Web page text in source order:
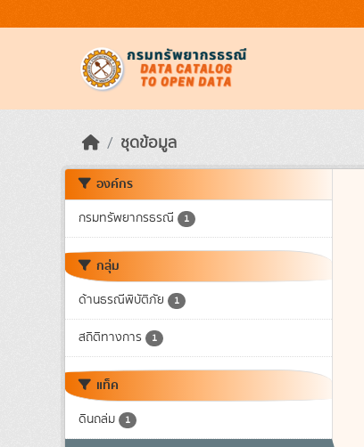
ชุดข้อมูล
องค์กร
กรมทรัพยากรธรณี 1
กลุ่ม
ด้านธรณีพิบัติภัย 1
สถิติทางการ 1
แท็ค
ดินถล่ม 1